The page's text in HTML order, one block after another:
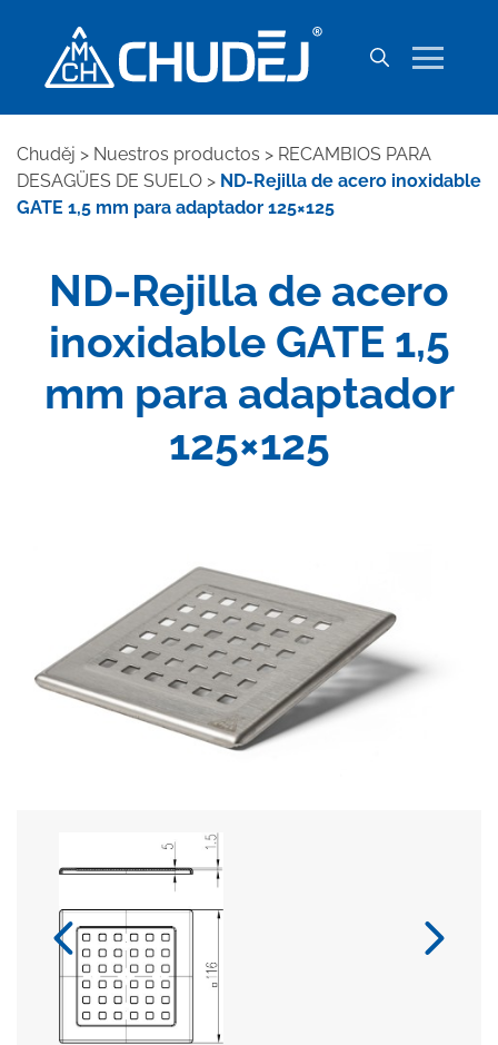
Chuděj > Nuestros productos > RECAMBIOS PARA
DESAGÜES DE SUELO > ND-Rejilla de acero inoxidable
GATE 1,5 mm para adaptador 125×125
ND-Rejilla de acero
inoxidable GATE 1,5
mm para adaptador
125×125